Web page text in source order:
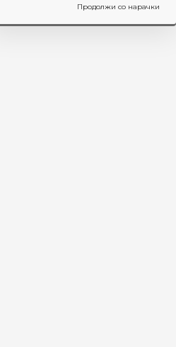
Продолжи со нарачки